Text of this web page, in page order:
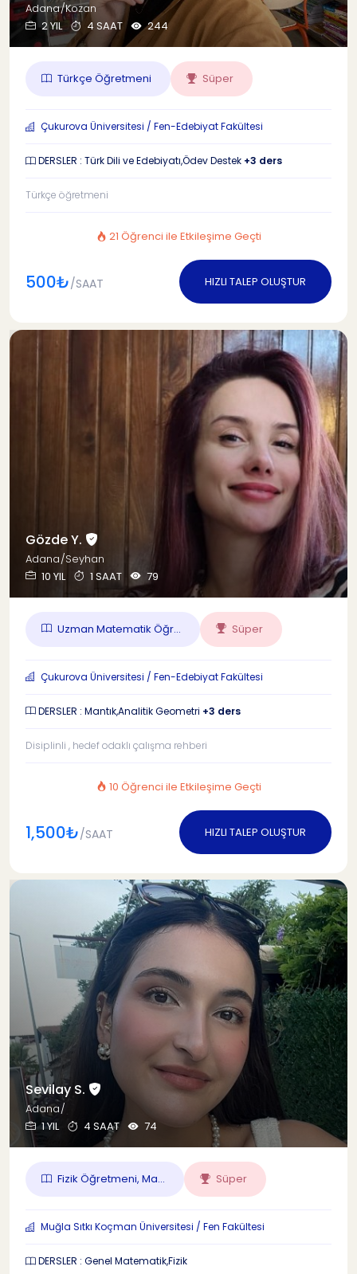
Adana/Kozan
2 YIL
4 SAAT 244
Türkçe Öğretmeni Süper
Çukurova Üniversitesi / Fen-Edebiyat Fakültesi
DERSLER : Türk Dili ve Edebiyatı,Ödev Destek +3 ders
Türkçe öğretmeni
21 Öğrenci ile Etkileşime Geçti
500₺/SAAT HIZLI TALEP OLUŞTUR
Gözde Y.
Adana/Seyhan
10 YIL
1 SAAT 79
Uzman Matematik Öğr... Süper
Çukurova Üniversitesi / Fen-Edebiyat Fakültesi
DERSLER : Mantık,Analitik Geometri +3 ders
Disiplinli , hedef odaklı çalışma rehberi
10 Öğrenci ile Etkileşime Geçti
1,500₺/SAAT HIZLI TALEP OLUŞTUR
Sevilay S.
Adana/
1 YIL
4 SAAT 74
Fizik Öğretmeni, Ma... Süper
Muğla Sıtkı Koçman Üniversitesi / Fen Fakültesi
DERSLER : Genel Matematik,Fizik